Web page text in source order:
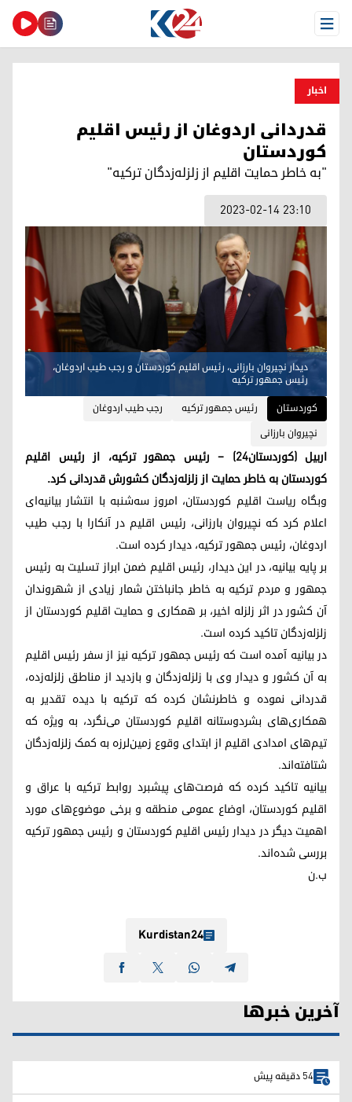
Open Menu
اخبار
قدردانی اردوغان از رئیس اقلیم
کوردستان
"به خاطر حمایت اقلیم از زلزله‌زدگان ترکیه"
2023-02-14 23:10
دیدار نچیروان بارزانی، رئیس اقلیم کوردستان و رجب طیب اردوغان،
رئیس جمهور ترکیه
کوردستان
رئیس جمهور ترکیه
رجب طیب اردوغان
نچیروان بارزانی
اربیل (کوردستان٢٤) – رئیس جمهور ترکیه، از رئیس اقلیم
کوردستان به خاطر حمایت از زلزله‌زدگان کشورش قدردانی کرد.
وبگاه ریاست اقلیم کوردستان، امروز سه‌شنبه با انتشار بیانیه‌ای
اعلام کرد که نچیروان بارزانی، رئیس اقلیم در آنکارا با رجب طیب
اردوغان، رئیس جمهور ترکیه، دیدار کرده است.
بر پایه بیانیه، در این دیدار، رئیس اقلیم ضمن ابراز تسلیت به رئیس
جمهور و مردم ترکیه به خاطر جانباختن شمار زیادی از شهروندان
آن کشور در اثر زلزله اخیر، بر همکاری و حمایت اقلیم کوردستان از
زلزله‌زدگان تاکید کرده است.
در بیانیه آمده است که رئیس جمهور ترکیه نیز از سفر رئیس اقلیم
به آن کشور و دیدار وی با زلزله‌زدگان و بازدید از مناطق زلزله‌زده،
قدردانی نموده و خاطرنشان کرده که ترکیه با دیده تقدیر به
همکاری‌های بشردوستانه اقلیم کوردستان می‌نگرد، به ویژه که
تیم‌های امدادی اقلیم از ابتدای وقوع زمین‌لرزه به کمک زلزله‌زدگان
شتافته‌اند.
بیانیه تاکید کرده که فرصت‌های پیشبرد روابط ترکیه با عراق و
اقلیم کوردستان، اوضاع عمومی منطقه و برخی موضوع‌های مورد
اهمیت دیگر در دیدار رئیس اقلیم کوردستان و رئیس جمهور ترکیه
بررسی شده‌اند.
ب.ن
Kurdistan24
آخرین خبرها
54 دقیقه پیش